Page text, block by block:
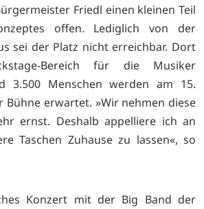
Friedl einen kleinen Teil
offen. Lediglich von der
sei der Platz nicht erreichbar. Dort
Bereich für die Musiker
3.500 Menschen werden am 15.
Bühne erwartet. »Wir nehmen diese
ernst. Deshalb appelliere ich an
Taschen Zuhause zu lassen«, so
Konzert mit der Big Band der